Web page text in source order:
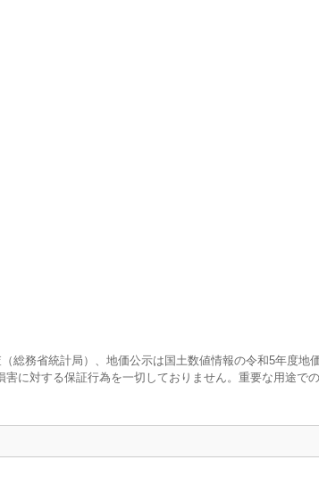
務省統計局）、地価公示は国土数値情報の令和5年度地
に対する保証行為を一切しておりません。重要な用途で